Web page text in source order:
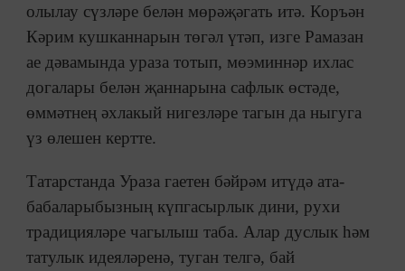
олылау сүзләре белән мөрәҗәгать итә. Коръән
Кәрим кушканнарын төгәл үтәп, изге Рамазан
ае дәвамында ураза тотып, мөэминнәр ихлас
догалары белән җаннарына сафлык өстәде,
өммәтнең әхлакый нигезләре тагын да ныгуга
үз өлешен кертте.
Татарстанда Ураза гаетен бәйрәм итүдә ата-
бабаларыбызның күпгасырлык дини, рухи
традицияләре чагылыш таба. Алар дуслык һәм
татулык идеяләренә, туган телгә, бай